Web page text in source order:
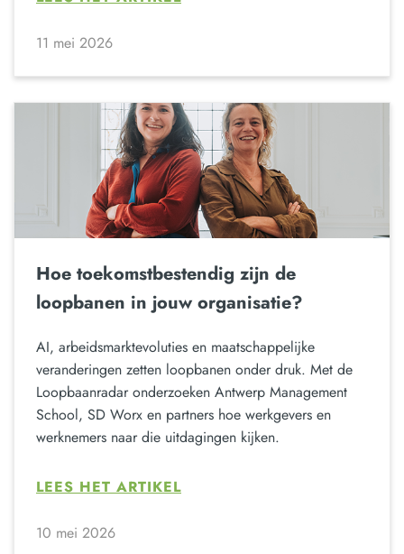
11 mei 2026
Hoe toekomstbestendig zijn de
loopbanen in jouw organisatie?
AI, arbeidsmarktevoluties en maatschappelijke
veranderingen zetten loopbanen onder druk. Met de
Loopbaanradar onderzoeken Antwerp Management
School, SD Worx en partners hoe werkgevers en
werknemers naar die uitdagingen kijken.
LEES HET ARTIKEL
10 mei 2026